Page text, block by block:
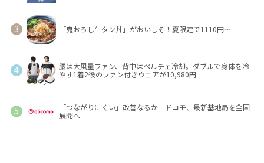
「鬼おろし牛タン丼」がおいしそ！夏限定で1110円～
腰は大風量ファン、背中はペルチェ冷却。ダブルで身体を冷
やす1着2役のファン付きウェアが10,980円
「つながりにくい」改善なるか ドコモ、最新基地局を全国
展開へ